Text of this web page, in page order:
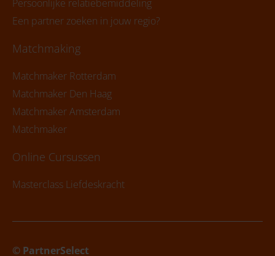
Persoonlijke relatiebemiddeling
Een partner zoeken in jouw regio?
Matchmaking
Matchmaker Rotterdam
Matchmaker Den Haag
Matchmaker Amsterdam
Matchmaker
Online Cursussen
Masterclass Liefdeskracht
© PartnerSelect